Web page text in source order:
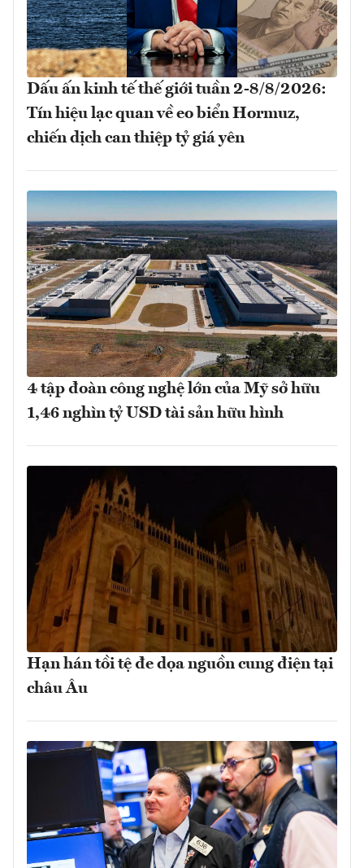
Dấu ấn kinh tế thế giới tuần 2-8/8/2026:
Tín hiệu lạc quan về eo biển Hormuz,
chiến dịch can thiệp tỷ giá yên
4 tập đoàn công nghệ lớn của Mỹ sở hữu
1,46 nghìn tỷ USD tài sản hữu hình
Hạn hán tồi tệ đe dọa nguồn cung điện tại
châu Âu